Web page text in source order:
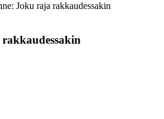
Joku raja rakkaudessakin